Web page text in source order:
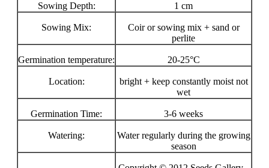
Sowing Depth: 1 cm
Sowing Mix:
Coir or sowing mix + sand or
perlite
Germination temperature: 20-25°C
Location:
bright + keep constantly moist not
wet
Germination Time: 3-6 weeks
Watering:
Water regularly during the growing
season